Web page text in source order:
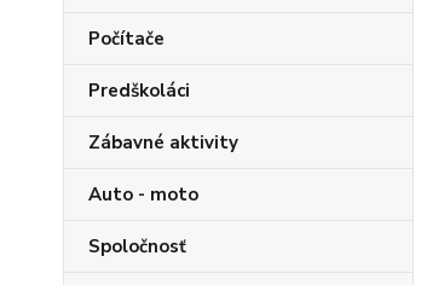
Počítače
Predškoláci
Zábavné aktivity
Auto - moto
Spoločnosť